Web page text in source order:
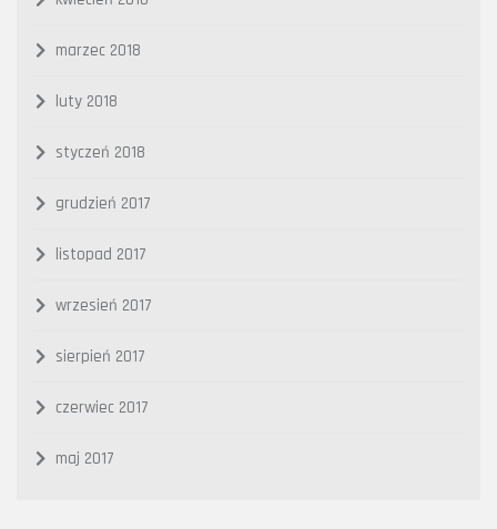
marzec 2018
luty 2018
styczeń 2018
grudzień 2017
listopad 2017
wrzesień 2017
sierpień 2017
czerwiec 2017
maj 2017